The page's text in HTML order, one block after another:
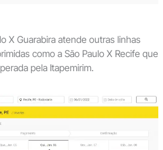
X Guarabira atende outras linhas
como a São Paulo X Recife que
pela Itapemirim.